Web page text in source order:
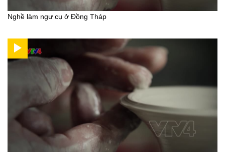
Nghề làm ngư cụ ở Đồng Tháp